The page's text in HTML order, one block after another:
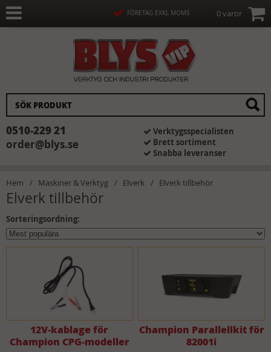
0 varor
FÖRETAG EXKL MOMS
0510-229 21
order@blys.se
Verktygsspecialisten
Brett sortiment
Snabba leveranser
Hem Maskiner & Verktyg Elverk Elverk tillbehör
Elverk tillbehör
Sorteringsordning:
12V-kablage för
Champion CPG-modeller
Champion Parallellkit för
82001i